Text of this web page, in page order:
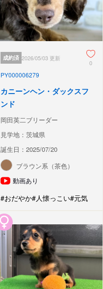
成約済 2026/05/03 更新
0
PY000006279
カニーンヘン・ダックスフ
ンド
岡田英二ブリーダー
見学地：茨城県
誕生日：2025/07/20
ブラウン系（茶色）
動画あり
#おだやか#人懐っこい#元気